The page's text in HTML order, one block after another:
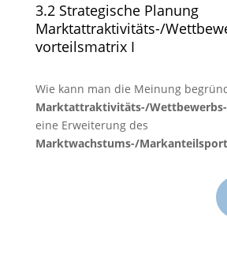
3.2 Strategische Planung
Marktattraktivitäts-/
vorteilsmatrix I
Wie kann man die Meinung
Marktattraktivitäts-/
eine Erweiterung des
Marktwachstums-/